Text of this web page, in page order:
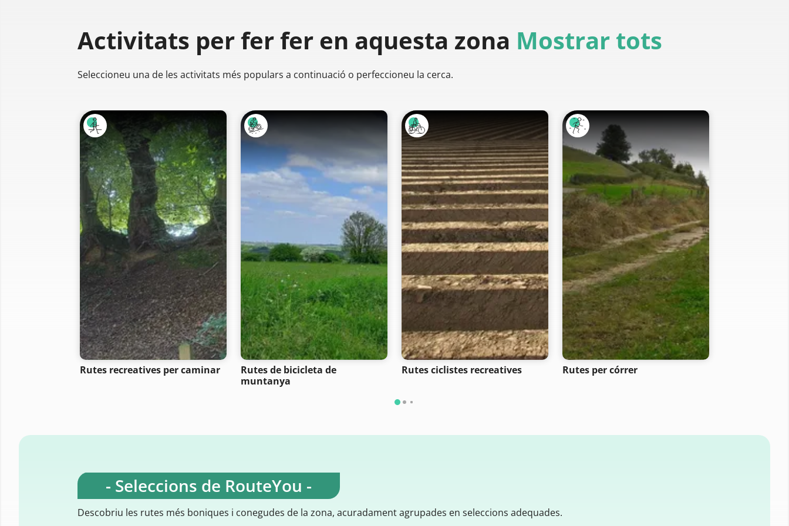
Activitats per ferfer en aquesta zona Mostrar tots
Seleccioneu una de les activitats més populars a continuació o perfeccioneu la cerca.
Rutes recreatives per caminar
Rutes de bicicleta de
muntanya
Rutes ciclistes recreatives Rutes per córrer
- Seleccions de RouteYou -
Descobriu les rutes més boniques i conegudes de la zona, acuradament agrupades en seleccions adequades.